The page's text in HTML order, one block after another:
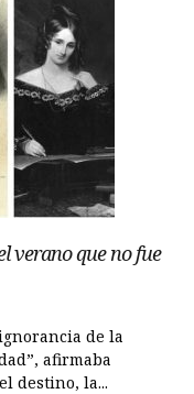
verano que no fue
de la
afirmaba
destino, la...